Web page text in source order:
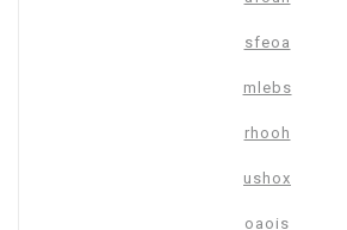
sfeoa
mlebs
rhooh
ushox
oaois